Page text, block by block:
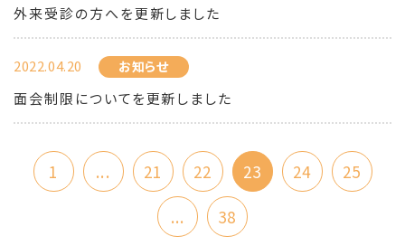
外来受診の方へを更新しました
2022.04.20 お知らせ
面会制限についてを更新しました
1 ... 21 22 23 24
25
...
38